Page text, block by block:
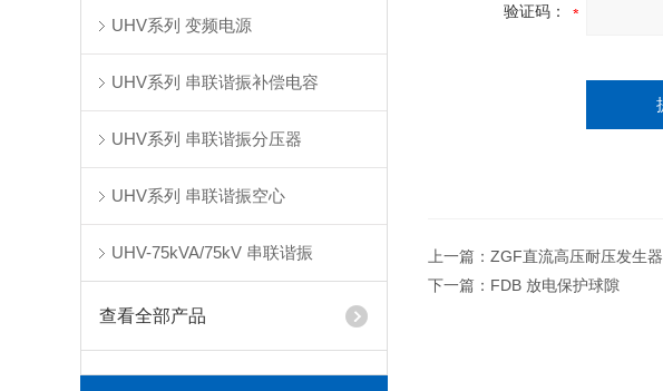
UHV系列 变频电源
UHV系列 串联谐振补偿电容
UHV系列 串联谐振分压器
UHV系列 串联谐振空心
UHV-75kVA/75kV 串联谐振
查看全部产品
验证码：
上一篇： ZGF直流高压耐压发生器
下一篇： FDB 放电保护球隙